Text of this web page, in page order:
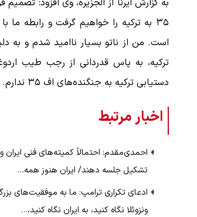
به گزارش ایرنا از الجزیره، وی افزود:
۳۵ به ترکیه را خواهیم گرفت و رابطه ما
است. من از ناتو بسیار ناامید شدم و به
ترکیه، به پاس قدردانی از رجب طیب
دستیابی ترکیه به جنگنده‌های اف ۳۵ ندارم.
اخبار مرتبط
احمدی‌مقدم: احتمالاً کمیته‌های فنی ایران و
تشکیل جلسه دهند/ ایران هنوز همه…
ادعای تکراری ترامپ: ما به موفقیت‌های
ونزوئلا نگاه کنید، به ایران نگاه کنید،…